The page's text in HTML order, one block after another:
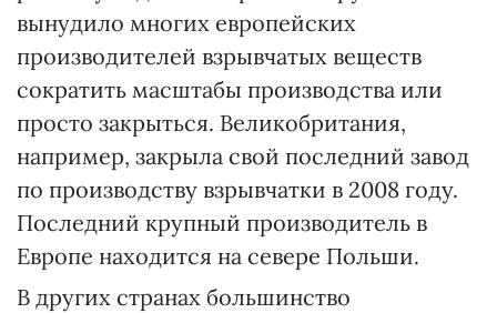
вынудило многих европейских
производителей взрывчатых веществ
сократить масштабы производства или
просто закрыться. Великобритания,
например, закрыла свой последний завод
по производству взрывчатки в 2008 году.
Последний крупный производитель в
Европе находится на севере Польши.
В других странах большинство